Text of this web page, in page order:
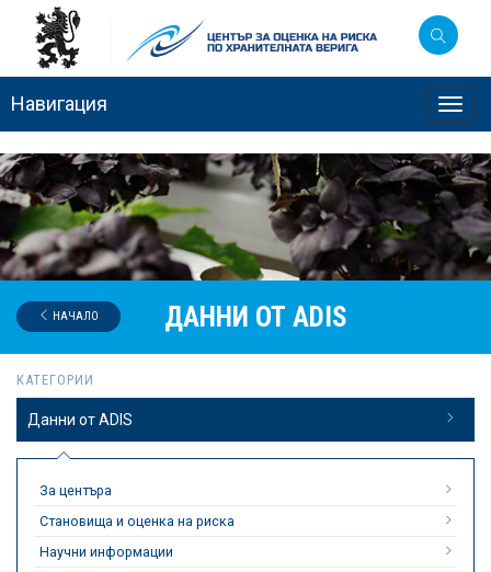
Навигация
ДАННИ ОТ ADIS
НАЧАЛО
КАТЕГОРИИ
Данни от ADIS
За центъра
Становища и оценка на риска
Научни информации